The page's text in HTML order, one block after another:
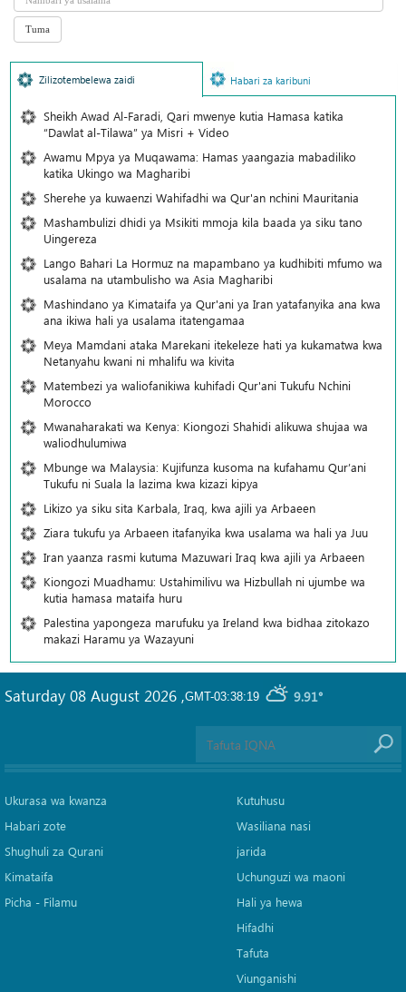
Zilizotembelewa zaidi Habari za karibuni
Sheikh Awad Al-Faradi, Qari mwenye kutia Hamasa katika
“Dawlat al-Tilawa” ya Misri + Video
Awamu Mpya ya Muqawama: Hamas yaangazia mabadiliko
katika Ukingo wa Magharibi
Sherehe ya kuwaenzi Wahifadhi wa Qur'an nchini Mauritania
Mashambulizi dhidi ya Msikiti mmoja kila baada ya siku tano
Uingereza
Lango Bahari La Hormuz na mapambano ya kudhibiti mfumo wa
usalama na utambulisho wa Asia Magharibi
Mashindano ya Kimataifa ya Qur'ani ya Iran yatafanyika ana kwa
ana ikiwa hali ya usalama itatengamaa
Meya Mamdani ataka Marekani itekeleze hati ya kukamatwa kwa
Netanyahu kwani ni mhalifu wa kivita
Matembezi ya waliofanikiwa kuhifadi Qur'ani Tukufu Nchini
Morocco
Mwanaharakati wa Kenya: Kiongozi Shahidi alikuwa shujaa wa
waliodhulumiwa
Mbunge wa Malaysia: Kujifunza kusoma na kufahamu Qur’ani
Tukufu ni Suala la lazima kwa kizazi kipya
Likizo ya siku sita Karbala, Iraq, kwa ajili ya Arbaeen
Ziara tukufu ya Arbaeen itafanyika kwa usalama wa hali ya Juu
Iran yaanza rasmi kutuma Mazuwari Iraq kwa ajili ya Arbaeen
Kiongozi Muadhamu: Ustahimilivu wa Hizbullah ni ujumbe wa
kutia hamasa mataifa huru
Palestina yapongeza marufuku ya Ireland kwa bidhaa zitokazo
makazi Haramu ya Wazayuni
GMT-03:38:19 9.91°
Saturday 08 August 2026 ,
Ukurasa wa kwanza
Habari zote
Shughuli za Qurani
Kimataifa
Picha‎ - Filamu‎
Kutuhusu
Wasiliana nasi
jarida
Uchunguzi wa maoni
Hali ya hewa
Hifadhi
Tafuta
Viunganishi